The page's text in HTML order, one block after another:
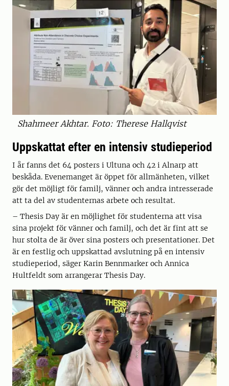
Shahmeer Akhtar. Foto: Therese Hallqvist
Uppskattat efter en intensiv studieperiod
I år fanns det 64 posters i Ultuna och 42 i Alnarp att
beskåda. Evenemanget är öppet för allmänheten, vilket
gör det möjligt för familj, vänner och andra intresserade
att ta del av studenternas arbete och resultat.
– Thesis Day är en möjlighet för studenterna att visa
sina projekt för vänner och familj, och det är fint att se
hur stolta de är över sina posters och presentationer. Det
är en festlig och uppskattad avslutning på en intensiv
studieperiod, säger Karin Bennmarker och Annica
Hultfeldt som arrangerar Thesis Day.